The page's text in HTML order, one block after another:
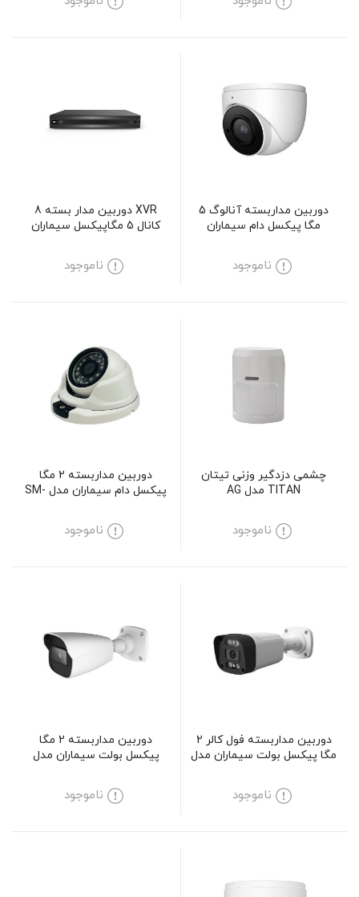
دوربین مداربسته آنالوگ 5
مگا پیکسل دام سیماران
ناموجود
XVR دوربین مدار بسته 8
کانال 5 مگاپیکسل سیماران
ناموجود
چشمی دزدگیر وزنی تیتان
TITAN مدل AG
ناموجود
دوربین مداربسته 2 مگا
پیکسل دام سیماران مدل SM-
ناموجود
دوربین مداربسته فول کالر 2
مگا پیکسل بولت سیماران مدل
ناموجود
دوربین مداربسته 2 مگا
پیکسل بولت سیماران مدل
ناموجود